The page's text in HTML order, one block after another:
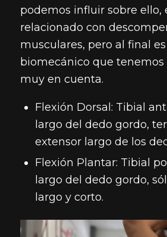
podemos influir sobre ello,
relacionado con
musculares, pero al final
biomecánico que
muy en cuenta.
Flexión Dorsal: Tibial
largo del dedo gordo,
extensor largo de los
Flexión Plantar: Tibial
largo del dedo gordo,
largo y corto.